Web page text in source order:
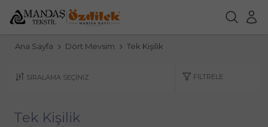
Ana Sayfa Dört Mevsim Tek Kişilik
FILTRELE
Tek Kişilik